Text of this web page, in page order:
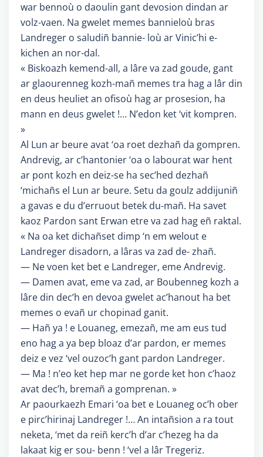
war bennoù o daoulin gant devosion dindan ar
volz-vaen. Na gwelet memes bannieloù bras
Landreger o saludiñ bannie- loù ar Vinic’hi e-
kichen an nor-dal.
« Biskoazh kemend-all, a lâre va zad goude, gant
ar glaourenneg kozh-mañ memes tra hag a lâr din
en deus heuliet an ofisoù hag ar prosesion, ha
mann en deus gwelet !… N’edon ket ‘vit kompren.
»
Al Lun ar beure avat ‘oa roet dezhañ da gompren.
Andrevig, ar c’hantonier ‘oa o labourat war hent
ar pont kozh en deiz-se ha sec’hed dezhañ
‘michañs el Lun ar beure. Setu da goulz addijuniñ
a gavas e du d’erruout betek du-mañ. Ha savet
kaoz Pardon sant Erwan etre va zad hag eñ raktal.
« Na oa ket dichañset dimp ‘n em welout e
Landreger disadorn, a lâras va zad de- zhañ.
— Ne voen ket bet e Landreger, eme Andrevig.
— Damen avat, eme va zad, ar Boubenneg kozh a
lâre din dec’h en devoa gwelet ac’hanout ha bet
memes o evañ ur chopinad ganit.
— Hañ ya ! e Louaneg, emezañ, me am eus tud
eno hag a ya bep bloaz d’ar pardon, er memes
deiz e vez ‘vel ouzoc’h gant pardon Landreger.
— Ma ! n’eo ket hep mar ne gorde ket hon c’haoz
avat dec’h, bremañ a gomprenan. »
Ar paourkaezh Emari ‘oa bet e Louaneg oc’h ober
e pirc’hirinaj Landreger !… An intañsion a ra tout
neketa, ‘met da reiñ kerc’h d’ar c’hezeg ha da
lakaat kig er sou- benn ! ‘vel a lâr Tregeriz.